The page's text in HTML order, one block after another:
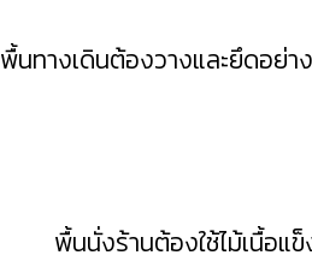
พื้นทางเดินต้องวางและยึดอย่
พื้นนั่งร้านต้องใช้ไม้เนื้อ